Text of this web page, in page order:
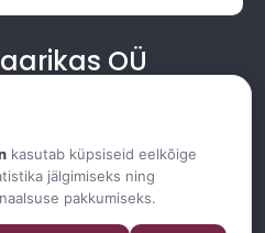
OÜ
kasutab küpsiseid eelkõige
jälgimiseks ning
pakkumiseks.